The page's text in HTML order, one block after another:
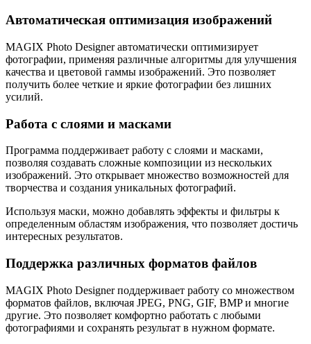
Автоматическая оптимизация изображений
MAGIX Photo Designer автоматически оптимизирует
фотографии, применяя различные алгоритмы для улучшения
качества и цветовой гаммы изображений. Это позволяет
получить более четкие и яркие фотографии без лишних
усилий.
Работа с слоями и масками
Программа поддерживает работу с слоями и масками,
позволяя создавать сложные композиции из нескольких
изображений. Это открывает множество возможностей для
творчества и создания уникальных фотографий.
Используя маски, можно добавлять эффекты и фильтры к
определенным областям изображения, что позволяет достичь
интересных результатов.
Поддержка различных форматов файлов
MAGIX Photo Designer поддерживает работу со множеством
форматов файлов, включая JPEG, PNG, GIF, BMP и многие
другие. Это позволяет комфортно работать с любыми
фотографиями и сохранять результат в нужном формате.